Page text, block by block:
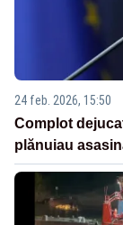
24 feb. 2026, 15:50
Complot
plănuiau